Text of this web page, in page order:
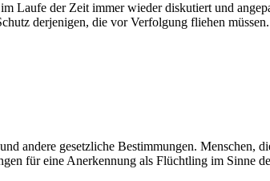
Laufe der Zeit immer wieder diskutiert und
derjenigen, die vor Verfolgung fliehen müssen.
andere gesetzliche Bestimmungen. Menschen,
für eine Anerkennung als Flüchtling im Sinne